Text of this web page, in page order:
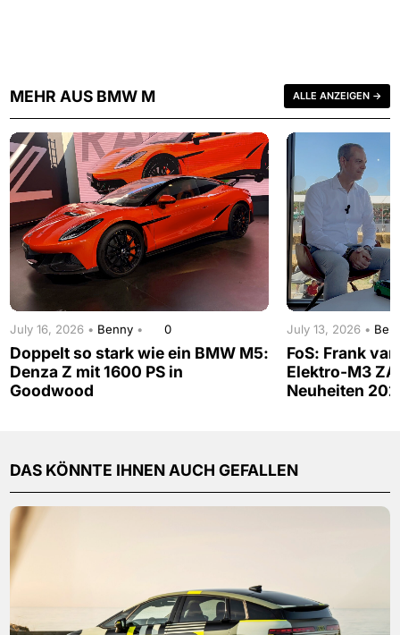
MEHR AUS BMW M ALLE ANZEIGEN →
July 16, 2026 • Benny • 0
Doppelt so stark wie ein BMW M5:
Denza Z mit 1600 PS in
Goodwood
July 13, 2026 •
FoS: Frank
Elektro-M3
Neuheiten
DAS KÖNNTE IHNEN AUCH GEFALLEN